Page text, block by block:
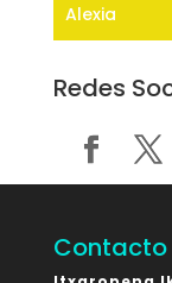
Alexia
Redes
Contacto